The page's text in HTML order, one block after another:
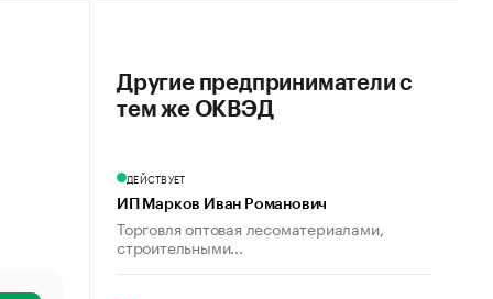
Другие предприниматели с
тем же ОКВЭД
ДЕЙСТВУЕТ
ИП Марков Иван Романович
Торговля оптовая лесоматериалами,
строительными...